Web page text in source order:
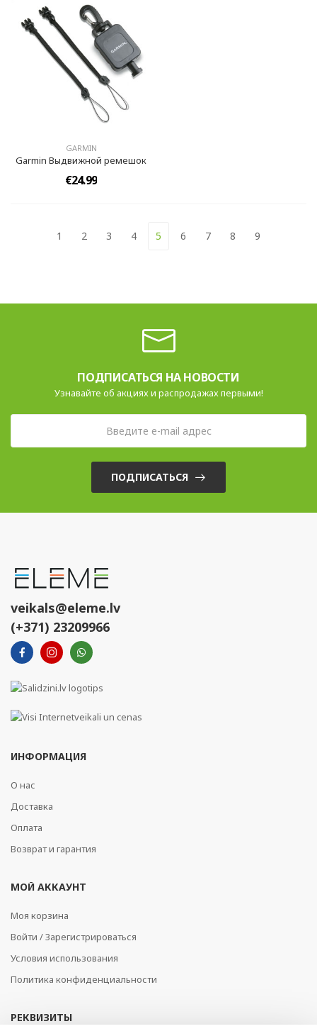
GARMIN
Garmin Выдвижной ремешок
€24.99
1 2 3 4 5 6 7 8 9
ПОДПИСАТЬСЯ НА НОВОСТИ
Узнавайте об акциях и распродажах первыми!
ПОДПИСАТЬСЯ
veikals@eleme.lv
(+371) 23209966
ИНФОРМАЦИЯ
О нас
Доставка
Оплата
Возврат и гарантия
МОЙ АККАУНТ
Моя корзина
Войти / Зарегистрироваться
Условия использования
Политика конфиденциальности
РЕКВИЗИТЫ